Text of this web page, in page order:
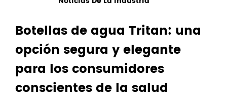
Botellas de agua Tritan: una
opción segura y elegante
para los consumidores
conscientes de la salud